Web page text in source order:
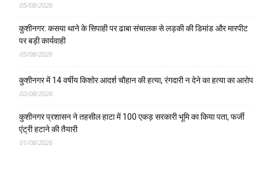
05/08/2026
कुशीनगर: कसया थाने के सिपाही पर ढाबा संचालक से लड़की की डिमांड और मारपीट
पर बड़ी कार्यवाही
05/08/2026
कुशीनगर में 14 वर्षीय किशोर आदर्श चौहान की हत्या, रंगदारी न देने का हत्या का आरोप
02/08/2026
कुशीनगर प्रशासन ने तहसील हाटा में 100 एकड़ सरकारी भूमि का किया पता, फर्जी
एंट्री हटाने की तैयारी
01/08/2026